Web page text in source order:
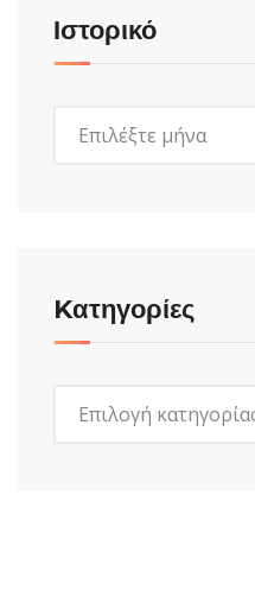
Ιστορικό
Kατηγορίες